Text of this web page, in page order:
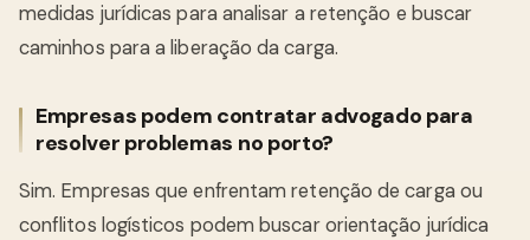
medidas jurídicas para analisar a retenção e buscar
caminhos para a liberação da carga.
Empresas podem contratar advogado para
resolver problemas no porto?
Sim. Empresas que enfrentam retenção de carga ou
conflitos logísticos podem buscar orientação jurídica